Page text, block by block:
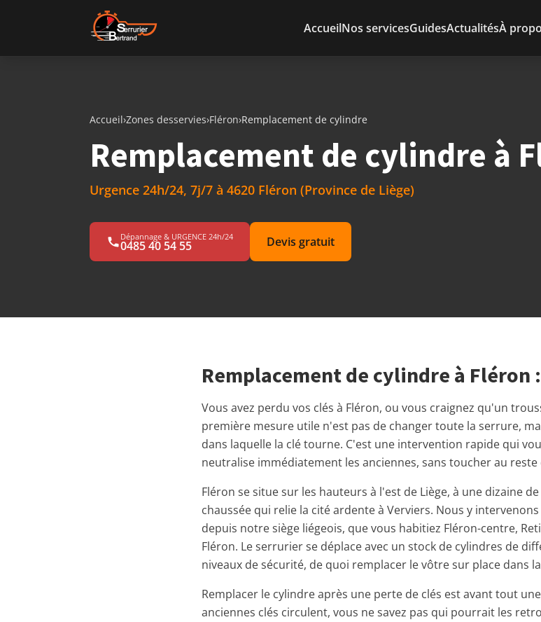
AccueilNos servicesGuidesActualitésÀ
Accueil›Zones desservies›Fléron›Remplacement de cylindre
Remplacement de cylindre à
Urgence 24h/24, 7j/7 à 4620 Fléron (Province de Liège)
Dépannage & URGENCE 24h/24
0485 40 54 55 Devis gratuit
Remplacement de cylindre à
Vous avez perdu vos clés à Fléron, ou vous craignez qu'un
première mesure utile n'est pas de changer toute la serrure,
dans laquelle la clé tourne. C'est une intervention rapide qui
neutralise immédiatement les anciennes, sans toucher au
Fléron se situe sur les hauteurs à l'est de Liège, à une dizaine
chaussée qui relie la cité ardente à Verviers. Nous y
depuis notre siège liégeois, que vous habitiez Fléron-centre,
Fléron. Le serrurier se déplace avec un stock de cylindres de
niveaux de sécurité, de quoi remplacer le vôtre sur place dans
Remplacer le cylindre après une perte de clés est avant tout
anciennes clés circulent, vous ne savez pas qui pourrait les